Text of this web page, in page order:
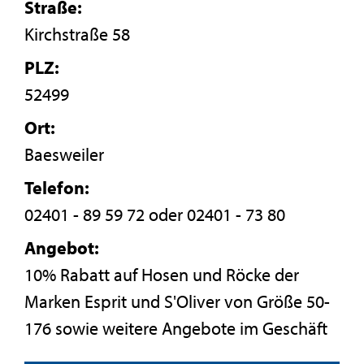
Straße:
Kirchstraße 58
PLZ:
52499
Ort:
Baesweiler
Telefon:
02401 - 89 59 72 oder 02401 - 73 80
Angebot:
10% Rabatt auf Hosen und Röcke der
Marken Esprit und S'Oliver von Größe 50-
176 sowie weitere Angebote im Geschäft